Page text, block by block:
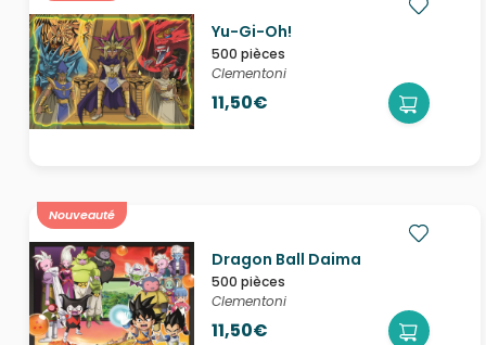
Yu-Gi-Oh!
500 pièces
Clementoni
11,50€
Nouveauté
Dragon Ball Daima
500 pièces
Clementoni
11,50€